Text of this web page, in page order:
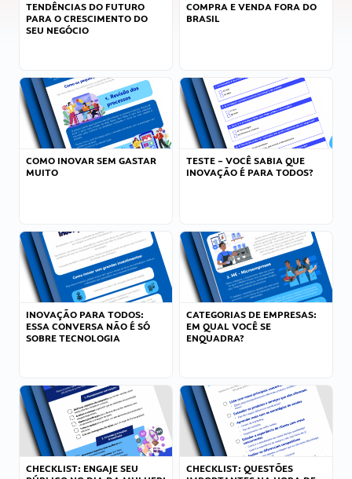
TENDÊNCIAS DO FUTURO
PARA O CRESCIMENTO DO
SEU NEGÓCIO
COMPRA E VENDA FORA DO
BRASIL
COMO INOVAR SEM GASTAR
MUITO
TESTE – VOCÊ SABIA QUE
INOVAÇÃO É PARA TODOS?
INOVAÇÃO PARA TODOS:
ESSA CONVERSA NÃO É SÓ
SOBRE TECNOLOGIA
CATEGORIAS DE EMPRESAS:
EM QUAL VOCÊ SE
ENQUADRA?
CHECKLIST: ENGAJE SEU
CHECKLIST: QUESTÕES